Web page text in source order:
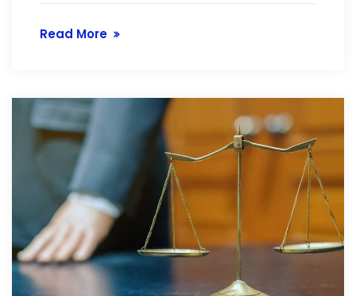
Read More